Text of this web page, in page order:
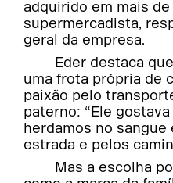
adquirido em mais
supermercadista,
geral da empresa.
Eder destaca
uma frota própria de
paixão pelo
paterno: “Ele
herdamos no sangue
estrada e pelos
Mas a escolha